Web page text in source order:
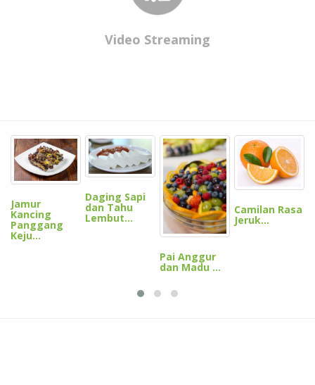
Video Streaming
Jamur
Kancing
Panggang
Keju...
Daging Sapi
dan Tahu
Lembut...
Pai Anggur
dan Madu ...
Camilan Rasa
Jeruk...